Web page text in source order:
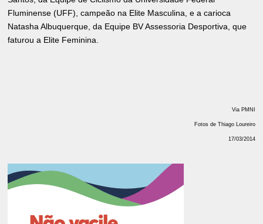
Fluminense (UFF), campeão na Elite Masculina, e a carioca
Natasha Albuquerque, da Equipe BV Assessoria Desportiva, que
faturou a Elite Feminina.
Via PMNI
Fotos de Thiago Loureiro
17/03/2014